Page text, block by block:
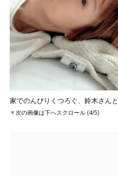
家でのんびりくつろぐ、鈴木さんと
▼次の画像は下へスクロール (4/5)